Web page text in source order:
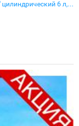
Котелок костровой "СЛЕДОПЫТ" цилиндрический 6 л, алюм.